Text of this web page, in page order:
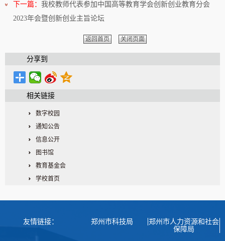
下一篇： 我校教师代表参加中国高等教育学会创新创业教育分会
2023年会暨创新创业主旨论坛
返回首页 关闭页面
分享到
相关链接
数字校园
通知公告
信息公开
图书馆
教育基金会
学校首页
友情链接： 郑州市科技局
郑州市人力资源和社会
保障局